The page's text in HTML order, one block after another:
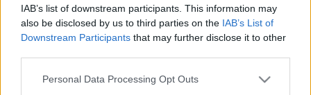
IAB’s list of downstream participants. This information may
also be disclosed by us to third parties on the IAB’s List of
Downstream Participants that may further disclose it to other
Please note that this website/app uses one or more Google
Personal Data Processing Opt Outs